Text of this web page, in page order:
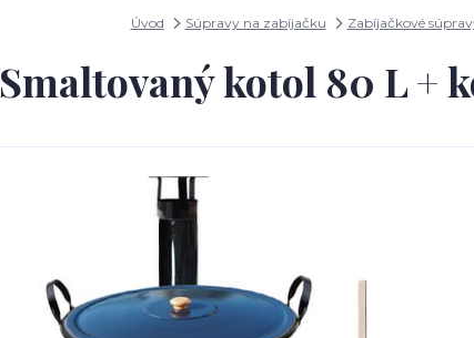
Úvod Súpravy na zabíjačku Zabíjačkové
Smaltovaný kotol 80 L +